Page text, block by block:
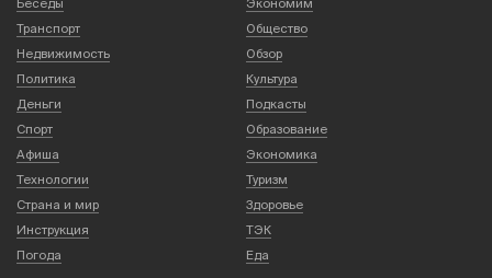
Беседы
Экономим
Транспорт
Общество
Недвижимость
Обзор
Политика
Культура
Деньги
Подкасты
Спорт
Образование
Афиша
Экономика
Технологии
Туризм
Страна и мир
Здоровье
Инструкция
ТЭК
Погода
Еда